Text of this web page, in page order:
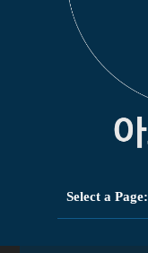
Select a Page: